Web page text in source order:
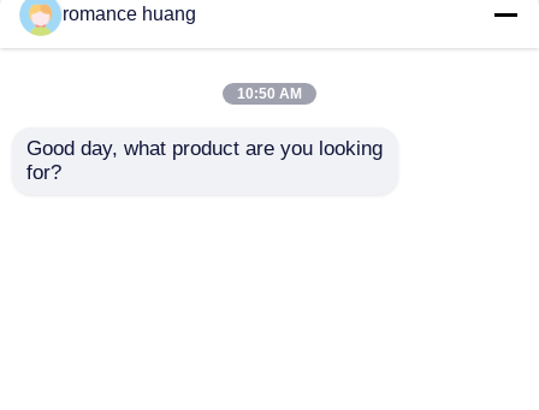
Navulbare Lege
Geurbestrijdende
voor Lichaamsbalsems
Verpakkingsdraai op
Geurbestrijdende
romance huang
10:50 AM
Good day, what product are you looking
for?